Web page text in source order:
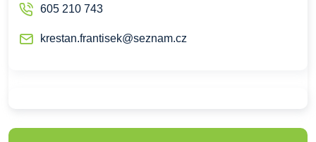
605 210 743
krestan.frantisek@seznam.cz